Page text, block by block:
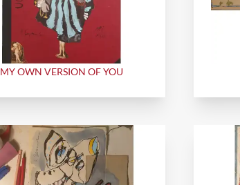
MY OWN VERSION OF YOU